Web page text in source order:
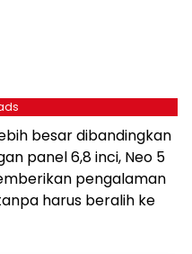
besar dibandingkan
panel 6,8 inci, Neo 5
pengalaman
harus beralih ke